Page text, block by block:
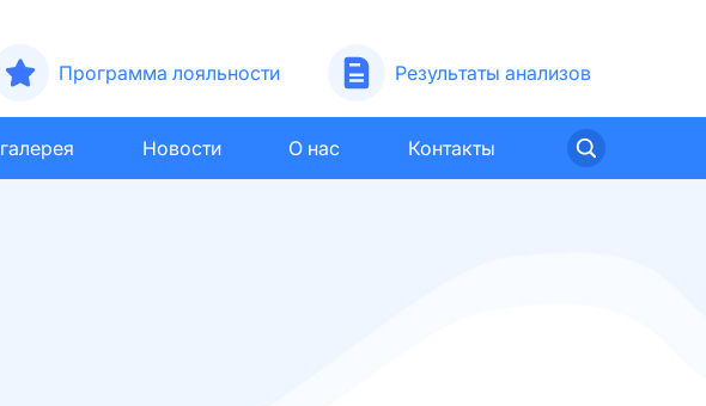
Программа лояльности Результаты анализов
Новости О нас Контакты